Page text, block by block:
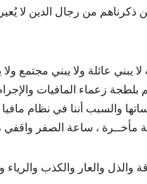
من رجال الدين لا
يبني عائلة ولا يبني مجتمع
بلطجة زعماء المافيات
والسبب أننا في نظام
مأخــرة ، ساعة الصفر
والعار والكذب